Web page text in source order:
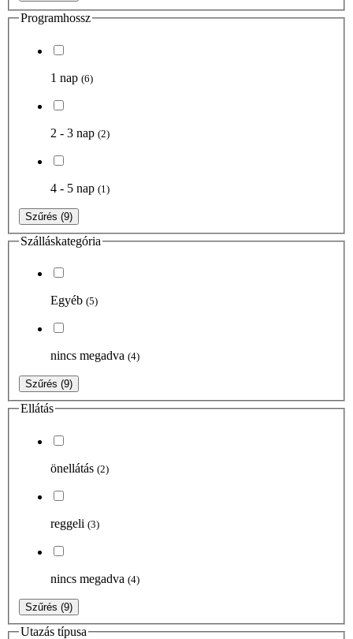
Programhossz
1 nap (6)
2 - 3 nap (2)
4 - 5 nap (1)
Szűrés (9)
Szálláskategória
Egyéb (5)
nincs megadva (4)
Szűrés (9)
Ellátás
önellátás (2)
reggeli (3)
nincs megadva (4)
Szűrés (9)
Utazás típusa